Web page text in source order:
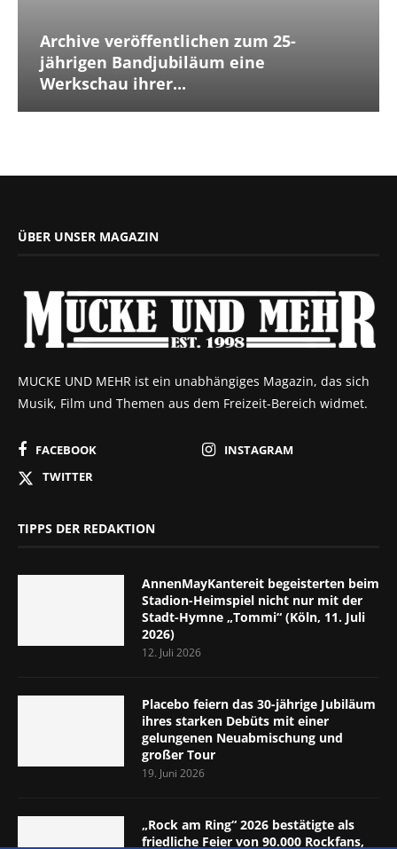
Archive veröffentlichen zum 25-
jährigen Bandjubiläum eine
Werkschau ihrer...
ÜBER UNSER MAGAZIN
MUCKE UND MEHR ist ein unabhängiges Magazin, das sich
Musik, Film und Themen aus dem Freizeit-Bereich widmet.
FACEBOOK
INSTAGRAM
TWITTER
TIPPS DER REDAKTION
AnnenMayKantereit begeisterten beim
Stadion-Heimspiel nicht nur mit der
Stadt-Hymne „Tommi“ (Köln, 11. Juli
2026)
12. Juli 2026
Placebo feiern das 30-jährige Jubiläum
ihres starken Debüts mit einer
gelungenen Neuabmischung und
großer Tour
19. Juni 2026
„Rock am Ring“ 2026 bestätigte als
friedliche Feier von 90.000 Rockfans,